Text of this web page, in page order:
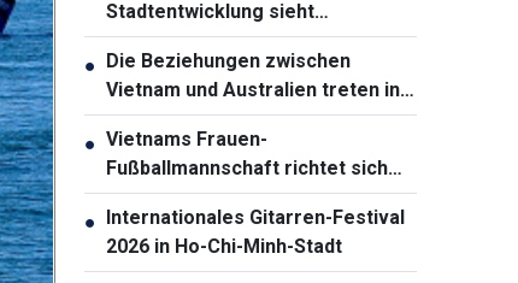
Stadtentwicklung sieht
weitreichende
Sondermechanismen für Ho-Chi-
Minh-Stadt vor
● Die Beziehungen zwischen
Vietnam und Australien treten in
eine neue Entwicklungsphase ein
● Vietnams Frauen-
Fußballmannschaft richtet sich
auf ASIAD 20
● Internationales Gitarren-Festival
2026 in Ho-Chi-Minh-Stadt